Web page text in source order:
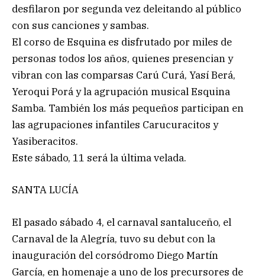
desfilaron por segunda vez deleitando al público
con sus canciones y sambas.
El corso de Esquina es disfrutado por miles de
personas todos los años, quienes presencian y
vibran con las comparsas Carú Curá, Yasí Berá,
Yeroqui Porá y la agrupación musical Esquina
Samba. También los más pequeños participan en
las agrupaciones infantiles Carucuracitos y
Yasiberacitos.
Este sábado, 11 será la última velada.
SANTA LUCÍA
El pasado sábado 4, el carnaval santaluceño, el
Carnaval de la Alegría, tuvo su debut con la
inauguración del corsódromo Diego Martín
García, en homenaje a uno de los precursores de